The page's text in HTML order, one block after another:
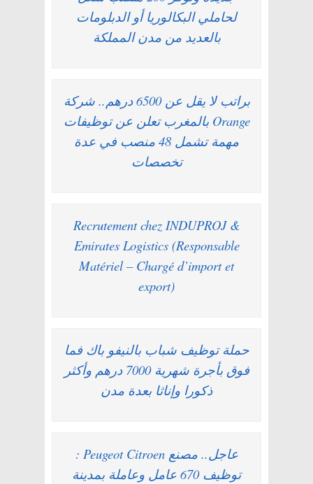
لحاملي البكالوريا أو الدبلومات
بالعديد من مدن المملكة
براتب لا يقل عن 6500 درهم.. شركة
Orange بالمغرب تعلن عن توظيفات
مهمة تشمل 48 منصب في عدة
تخصصات
Recrutement chez INDUPROJ &
Emirates Logistics (Responsable
Matériel – Chargé d’import et
export)
حملة توظيف شباب بالنيفو باك فما
فوق بأجرة شهرية 7000 درهم وأكثر
ذكورا وإناثا بعدة مدن
عاجل.. مصنع Peugeot Citroen :
توظيف 670 عامل وعاملة بمدينة